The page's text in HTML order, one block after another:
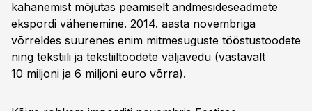
kahanemist mõjutas peamiselt andmesideseadmete
ekspordi vähenemine. 2014. aasta novembriga
võrreldes suurenes enim mitmesuguste tööstustoodete
ning tekstiili ja tekstiiltoodete väljavedu (vastavalt
10 miljoni ja 6 miljoni euro võrra).